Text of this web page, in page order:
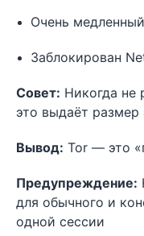
Очень медленный
Заблокирован
Совет: Никогда не
это выдаёт размер
Вывод: Tor — это
Предупреждение:
для обычного и
одной сессии